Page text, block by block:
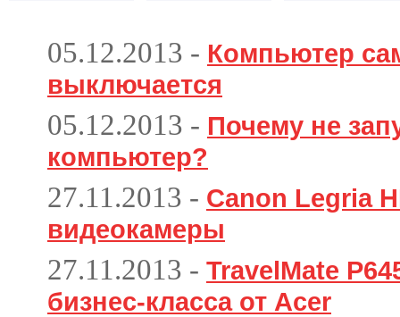
05.12.2013 - Компьютер
выключается
05.12.2013 - Почему не
компьютер?
27.11.2013 - Canon Legria
видеокамеры
27.11.2013 - TravelMate
бизнес-класса от Acer